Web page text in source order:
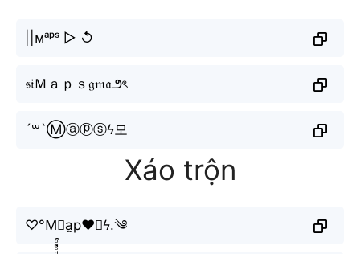
||ᴍᵃᵖˢ ▷ ↺
𝔰𝔦Ｍａｐｓ𝔤𝔪𝔞౨ৎ
´꒳`Ⓜⓐⓟⓢϟ모
Xáo trộn
♡°M⃣a̫p♥🇸ϟ.༄